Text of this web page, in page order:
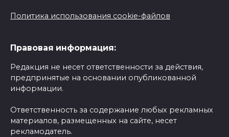
Политика использования cookie-файлов
Правовая информация:
Редакция не несет ответственности за действия,
предпринятые на основании опубликованной
информации.
Ответственность за содержание любых рекламных
материалов, размещенных на сайте, несет
рекламодатель.